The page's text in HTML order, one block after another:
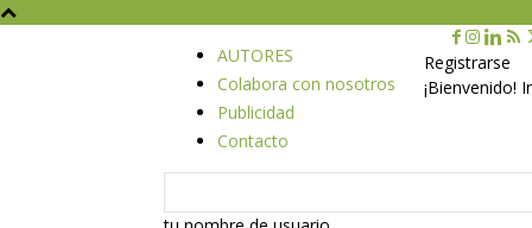
AUTORES
Colabora con nosotros
Publicidad
Contacto
Registrarse
¡Bienvenido!